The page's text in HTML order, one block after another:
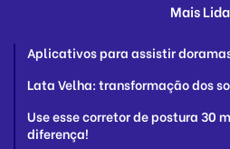
Mais
Aplicativos para assistir
Lata Velha: transformação dos
Use esse corretor de postura 30
diferença!